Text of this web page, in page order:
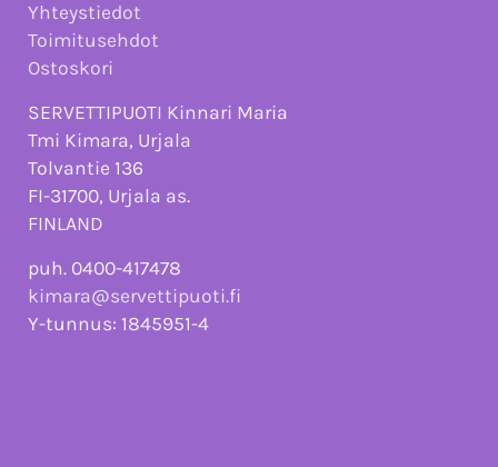
Yhteystiedot
Toimitusehdot
Ostoskori
SERVETTIPUOTI Kinnari Maria
Tmi Kimara, Urjala
Tolvantie 136
FI-31700, Urjala as.
FINLAND
puh. 0400-417478
kimara@servettipuoti.fi
Y-tunnus: 1845951-4